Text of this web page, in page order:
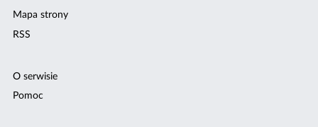
Mapa strony
RSS
O serwisie
Pomoc